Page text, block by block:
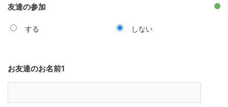
友達の参加
する しない
お友達のお名前1